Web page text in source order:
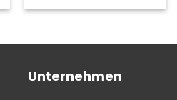
Unternehmen